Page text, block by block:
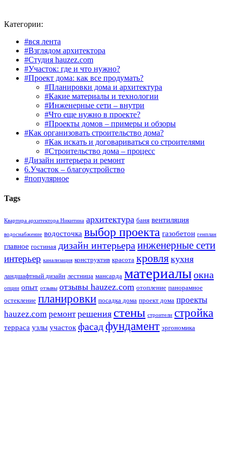
Категории:
#вся лента
#Взглядом архитектора
#Студия hauzez.com
#Участок: где и что нужно?
#Проект дома: как все продумать?
#Планировки дома и архитектура
#Какие материалы и технологии
#Инженерные сети – внутри
#Что еще нужно в проекте?
#Проекты домов – примеры и обзоры
#Как организовать строительство дома?
#Как искать и договариваться со строителями
#Строительство дома – процесс
#Дизайн интерьера и ремонт
6.Участок – благоустройство
#популярное
Tags
Квартира архитектора Никитина архитектура баня вентиляция
водоснабжение водосточка выбор проекта газобетон генплан
главное гостиная дизайн интерьера инженерные сети
интерьер канализация конструктив красота кровля кухня
ландшафтный дизайн лестница мансарда материалыокна
опции опыт отзывы отзывы hauzez.com отопление панорамное
остекление планировки посадка дома проект дома проекты
hauzez.com ремонт решения стены строители стройка
терраса узлы участок фасадфундамент эргономика